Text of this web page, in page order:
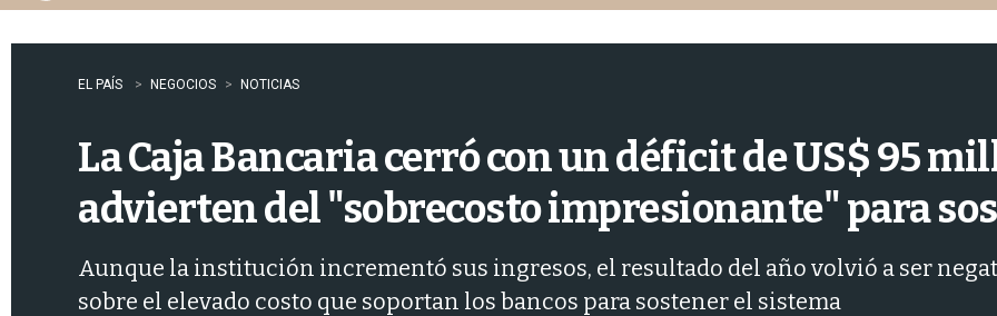
EL PAÍS NEGOCIOS NOTICIAS
La Caja Bancaria cerró con un déficit de US$ 95
advierten del "sobrecosto impresionante" para
Aunque la institución incrementó sus ingresos, el resultado del año volvió a ser
sobre el elevado costo que soportan los bancos para sostener el sistema